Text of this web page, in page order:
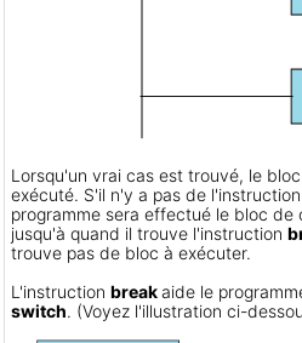
Lorsqu'un vrai cas est trouvé, le
exécuté. S'il n'y a pas de l'instruction
programme sera effectué le bloc de
jusqu'à quand il trouve l'instruction
trouve pas de bloc à exécuter.
L'instruction breakaide le
switch. (Voyez l'illustration ci-